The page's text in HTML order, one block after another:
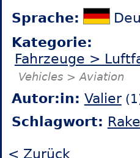
Sprache:
Kategorie:
Fahrzeuge >
Vehicles > Aviation
Autor:in: Valier
Schlagwort:
< Zurück